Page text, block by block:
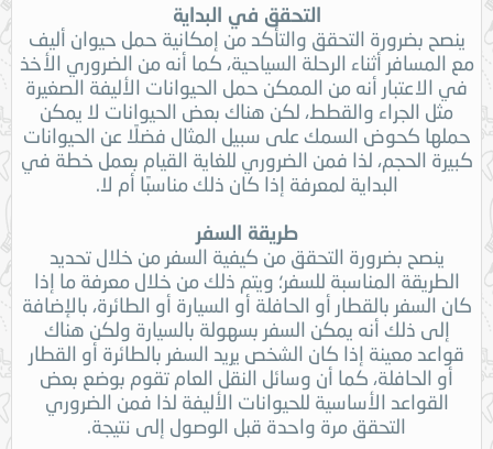
التحقق في البداية
ينصح بضرورة التحقق والتأكد من إمكانية حمل حيوان أليف
مع المسافر أثناء الرحلة السياحية، كما أنه من الضروري الأخذ
في الاعتبار أنه من الممكن حمل الحيوانات الأليفة الصغيرة
مثل الجراء والقطط، لكن هناك بعض الحيوانات لا يمكن
حملها كحوض السمك على سبيل المثال فضلًا عن الحيوانات
كبيرة الحجم، لذا فمن الضروري للغاية القيام بعمل خطة في
البداية لمعرفة إذا كان ذلك مناسبًا أم لا.
طريقة السفر
ينصح بضرورة التحقق من كيفية السفر من خلال تحديد
الطريقة المناسبة للسفر؛ ويتم ذلك من خلال معرفة ما إذا
كان السفر بالقطار أو الحافلة أو السيارة أو الطائرة، بالإضافة
إلى ذلك أنه يمكن السفر بسهولة بالسيارة ولكن هناك
قواعد معينة إذا كان الشخص يريد السفر بالطائرة أو القطار
أو الحافلة، كما أن وسائل النقل العام تقوم بوضع بعض
القواعد الأساسية للحيوانات الأليفة لذا فمن الضروري
التحقق مرة واحدة قبل الوصول إلى نتيجة.